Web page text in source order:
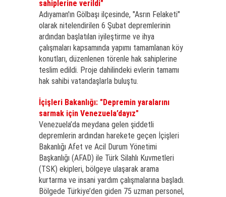
sahiplerine verildi"
Adıyaman'ın Gölbaşı ilçesinde, "Asrın Felaketi"
olarak nitelendirilen 6 Şubat depremlerinin
ardından başlatılan iyileştirme ve ihya
çalışmaları kapsamında yapımı tamamlanan köy
konutları, düzenlenen törenle hak sahiplerine
teslim edildi. Proje dahilindeki evlerin tamamı
hak sahibi vatandaşlarla buluştu.
İçişleri Bakanlığı: "Depremin yaralarını
sarmak için Venezuela’dayız"
Venezuela’da meydana gelen şiddetli
depremlerin ardından harekete geçen İçişleri
Bakanlığı Afet ve Acil Durum Yönetimi
Başkanlığı (AFAD) ile Türk Silahlı Kuvmetleri
(TSK) ekipleri, bölgeye ulaşarak arama
kurtarma ve insani yardım çalışmalarına başladı.
Bölgede Türkiye’den giden 75 uzman personel,